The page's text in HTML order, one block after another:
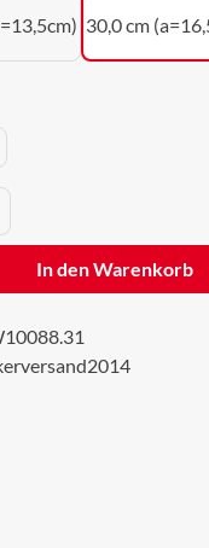
30,0 cm
Gib den
In den Warenkorb